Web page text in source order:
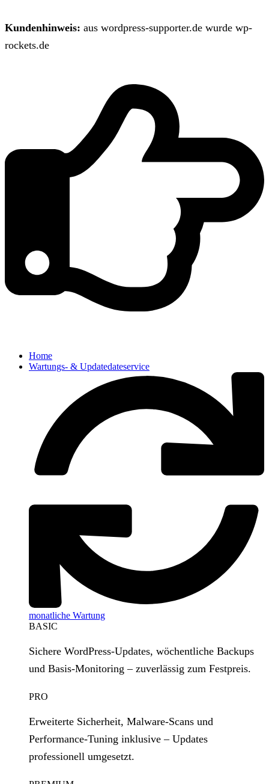
Kundenhinweis: aus wordpress-supporter.de wurde wp-
rockets.de
Home
Wartungs- & Updatedateservice
monatliche Wartung
BASIC
Sichere WordPress‑Updates, wöchentliche Backups
und Basis‑Monitoring – zuverlässig zum Festpreis.
PRO
Erweiterte Sicherheit, Malware‑Scans und
Performance‑Tuning inklusive – Updates
professionell umgesetzt.